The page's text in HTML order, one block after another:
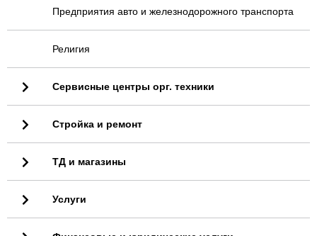
Предприятия авто и железнодорожного транспорта
Религия
Сервисные центры орг. техники
Стройка и ремонт
ТД и магазины
Услуги